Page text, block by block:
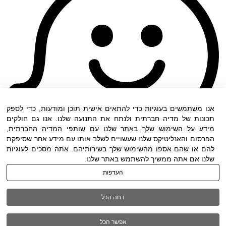
תנאי שימוש|הצהרת נגישות| כל הזכויות שמורות
ל DWO ©
אנו משתמשים בעוגיות כדי להתאים אישית תוכן ומודעות, כדי לספק
תכונות של מדיה חברתית ולנתח את התנועה שלנו. אנו גם חולקים
מידע על השימוש שלך באתר שלנו עם שותפי המדיה החברתית,
הפרסום והאנליטיקס שלנו שעשויים לשלב אותו עם מידע אחר שסיפקת
להם או שהם אספו מהשימוש שלך בשירותיהם. אתה מסכים לעוגיות
שלנו אם אתה ממשיך להשתמש באתר שלנו.
העדפות
דחה הכל
אפשר הכל